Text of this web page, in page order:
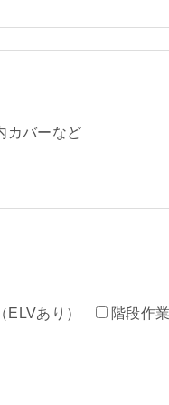
カバーなど
ELVあり）
階段作